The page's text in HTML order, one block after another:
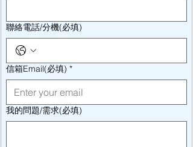
聯絡電話/分機(必填)
信箱Email(必填) *
我的問題/需求(必填)